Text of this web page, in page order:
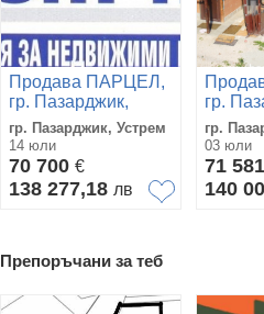
Продава ПАРЦЕЛ,
гр. Пазарджик,
Устрем
гр. Пазарджик, Устрем
14 юли
70 700 €
138 277,18 лв
гр.
Устрем
гр.
03 юли
71 581
140
Препоръчани за теб